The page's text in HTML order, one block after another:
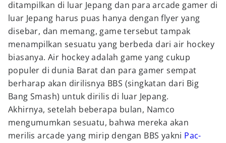
ditampilkan di luar Jepang dan para arcade gamer di
luar Jepang harus puas hanya dengan flyer yang
disebar, dan memang, game tersebut tampak
menampilkan sesuatu yang berbeda dari air hockey
biasanya. Air hockey adalah game yang cukup
populer di dunia Barat dan para gamer sempat
berharap akan dirilisnya BBS (singkatan dari Big
Bang Smash) untuk dirilis di luar Jepang.
Akhirnya, setelah beberapa bulan, Namco
mengumumkan sesuatu, bahwa mereka akan
merilis arcade yang mirip dengan BBS yakni Pac-